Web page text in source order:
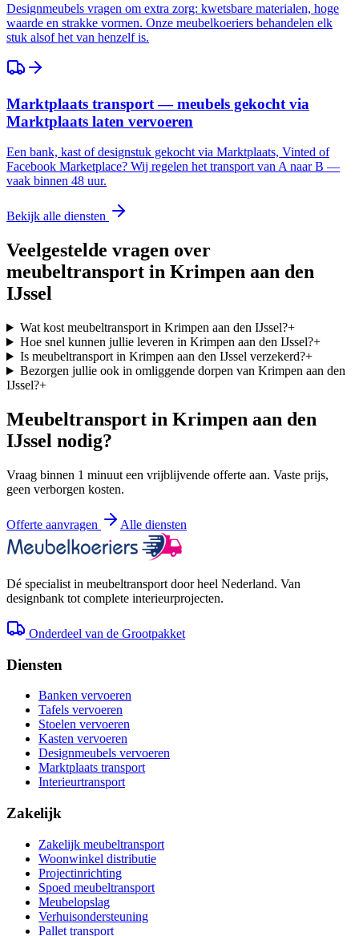
Designmeubels vragen om extra zorg: kwetsbare materialen, hoge
waarde en strakke vormen. Onze meubelkoeriers behandelen elk
stuk alsof het van henzelf is.
Marktplaats transport — meubels gekocht via
Marktplaats laten vervoeren
Een bank, kast of designstuk gekocht via Marktplaats, Vinted of
Facebook Marketplace? Wij regelen het transport van A naar B —
vaak binnen 48 uur.
Bekijk alle diensten
Veelgestelde vragen over
meubeltransport in Krimpen aan den
IJssel
Wat kost meubeltransport in Krimpen aan den IJssel?+
Hoe snel kunnen jullie leveren in Krimpen aan den IJssel?+
Is meubeltransport in Krimpen aan den IJssel verzekerd?+
Bezorgen jullie ook in omliggende dorpen van Krimpen aan den
IJssel?+
Meubeltransport in Krimpen aan den
IJssel nodig?
Vraag binnen 1 minuut een vrijblijvende offerte aan. Vaste prijs,
geen verborgen kosten.
Offerte aanvragen Alle diensten
Dé specialist in meubeltransport door heel Nederland. Van
designbank tot complete interieurprojecten.
Onderdeel van de Grootpakket
Diensten
Banken vervoeren
Tafels vervoeren
Stoelen vervoeren
Kasten vervoeren
Designmeubels vervoeren
Marktplaats transport
Interieurtransport
Zakelijk
Zakelijk meubeltransport
Woonwinkel distributie
Projectinrichting
Spoed meubeltransport
Meubelopslag
Verhuisondersteuning
Pallet transport